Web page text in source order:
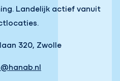
Landelijk actief vanuit
320, Zwolle